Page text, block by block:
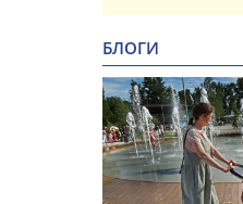
БЛОГИ